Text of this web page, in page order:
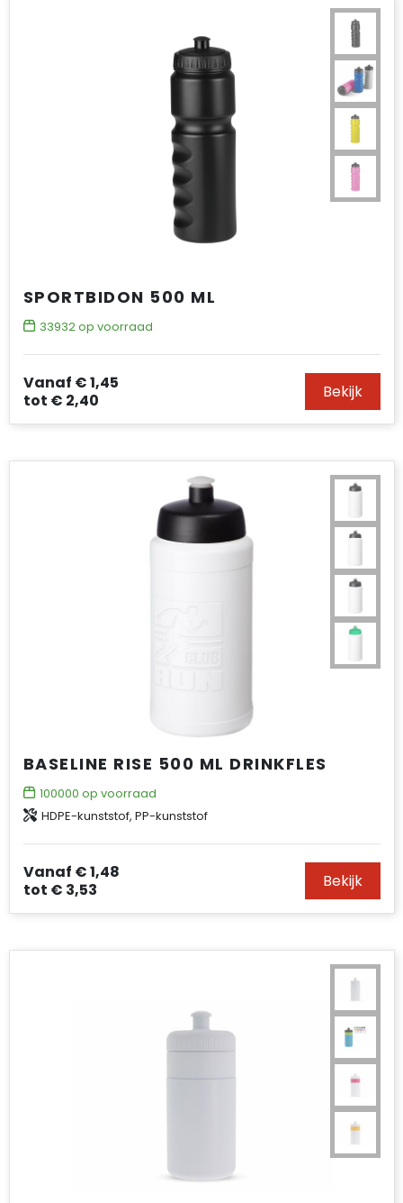
SPORTBIDON 500 ML
33932op voorraad
Vanaf € 1,45
tot € 2,40 Bekijk
BASELINE RISE 500 ML DRINKFLES
100000 op voorraad
HDPE-kunststof, PP-kunststof
Vanaf € 1,48
tot € 3,53 Bekijk